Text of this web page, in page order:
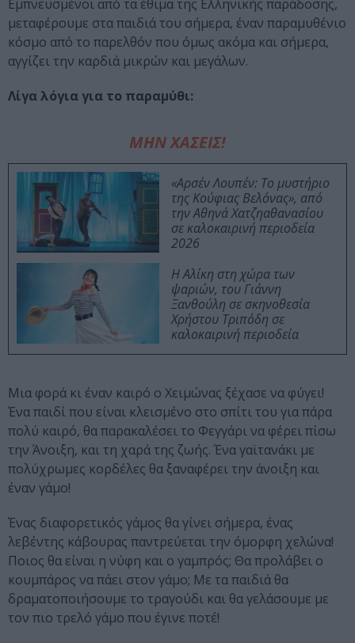
Εμπνευσμένοι από τα έθιμα της Ελληνικής παράδοσης,
μεταφέρουμε στα παιδιά του σήμερα, έναν παραμυθένιο
κόσμο από το παρελθόν που όμως ακόμα και σήμερα,
αγγίζει την καρδιά μικρών και μεγάλων.
Λίγα λόγια για το παραμύθι:
ΜΗΝ ΧΑΣΕΙΣ!
«Αρσέν Λουπέν: Το μυστήριο
της Κούφιας Βελόνας», από
την Αθηνά Χατζηαθανασίου
σε καλοκαιρινή περιοδεία
2026
Η Αλίκη στη χώρα των
ψαριών, του Γιάννη
Ξανθούλη σε σκηνοθεσία
Χρήστου Τριπόδη σε
καλοκαιρινή περιοδεία
Μια φορά κι έναν καιρό ο Χειμώνας ξέχασε να φύγει!
Ένα παιδί που είναι κλεισμένο στο σπίτι του για πάρα
πολύ καιρό, θα παρακαλέσει το Φεγγάρι να φέρει πίσω
την Άνοιξη, και τη χαρά της ζωής. Ένα γαϊτανάκι με
πολύχρωμες κορδέλες θα ξαναφέρει την άνοιξη και
έναν γάμο!
Ένας διαφορετικός γάμος θα γίνει σήμερα, ένας
λεβέντης κάβουρας παντρεύεται την όμορφη χελώνα!
Ποιος θα είναι η νύφη και ο γαμπρός; Θα προλάβει ο
κουμπάρος να πάει στον γάμο; Με τα παιδιά θα
δραματοποιήσουμε το τραγούδι και θα γελάσουμε με
τον πιο τρελό γάμο που έγινε ποτέ!